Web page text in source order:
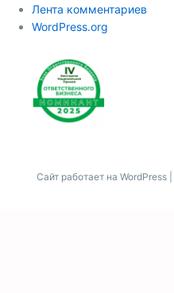
Лента комментариев
WordPress.org
Сайт работает на WordPress